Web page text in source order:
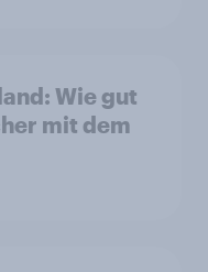
Wie gut
mit dem